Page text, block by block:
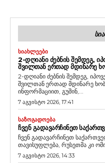
ᲡᲘᲐᲮᲚᲔᲔᲑᲘ
2-ᲓᲦᲘᲐᲜᲘ ᲫᲔᲑᲜᲘᲡ ᲨᲔᲛᲓᲔᲒ,
ᲨᲕᲘᲚᲗᲐᲜ ᲔᲠᲗᲐᲓ ᲛᲓᲘᲜᲐᲠᲔ
2-დღიანი ძებნის შემდეგ,
შვილთან ერთად მდინარე
ინფორმაციით, გუშინ,...
7 აგვისტო 2026, 17:41
ᲡᲐᲖᲝᲒᲐᲓᲝᲔᲑᲐ
ᲩᲕᲔᲜ ᲒᲐᲓᲐᲕᲐᲠᲩᲘᲜᲔᲗ
ჩვენ გადავარჩინეთ
თავისუფლება, რუსეთმა კი
7 აგვისტო 2026, 14:33